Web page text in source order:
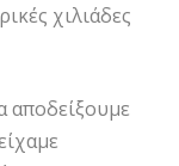
χιλιάδες
αποδείξουμε